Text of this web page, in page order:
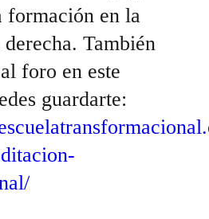
en la
También
foro en este
guardarte: